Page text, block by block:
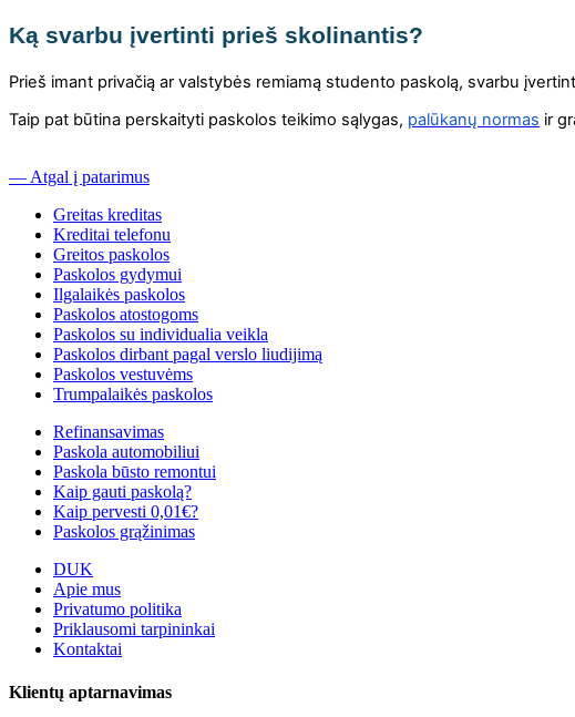
Ką svarbu įvertinti prieš skolinantis?
Prieš imant privačią ar valstybės remiamą studento paskolą, svarbu
Taip pat būtina perskaityti paskolos teikimo sąlygas, palūkanų normas ir
— Atgal į patarimus
Greitas kreditas
Kreditai telefonu
Greitos paskolos
Paskolos gydymui
Ilgalaikės paskolos
Paskolos atostogoms
Paskolos su individualia veikla
Paskolos dirbant pagal verslo liudijimą
Paskolos vestuvėms
Trumpalaikės paskolos
Refinansavimas
Paskola automobiliui
Paskola būsto remontui
Kaip gauti paskolą?
Kaip pervesti 0,01€?
Paskolos grąžinimas
DUK
Apie mus
Privatumo politika
Priklausomi tarpininkai
Kontaktai
Klientų aptarnavimas